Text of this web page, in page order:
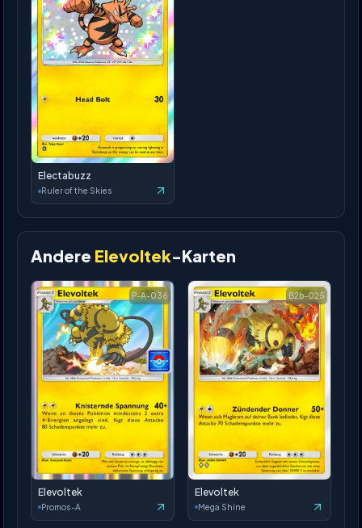
Electabuzz
Ruler of the Skies
Andere Elevoltek-Karten
P-A-036
Elevoltek
Promos-A
B2b-025
Elevoltek
Mega Shine